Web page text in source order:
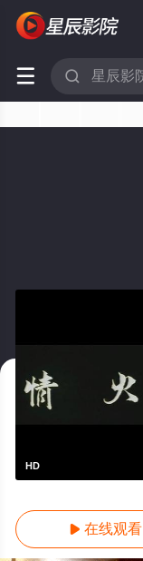
 
HD
 在线观看